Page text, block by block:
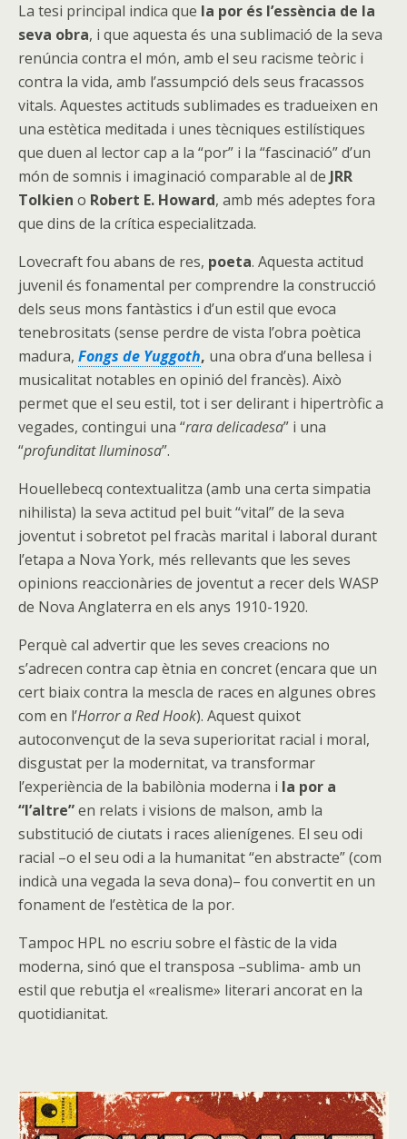
La tesi principal indica que la por és l’essència de la
seva obra, i que aquesta és una sublimació de la seva
renúncia contra el món, amb el seu racisme teòric i
contra la vida, amb l’assumpció dels seus fracassos
vitals. Aquestes actituds sublimades es tradueixen en
una estètica meditada i unes tècniques estilístiques
que duen al lector cap a la “por” i la “fascinació” d’un
món de somnis i imaginació comparable al de JRR
Tolkien o Robert E. Howard, amb més adeptes fora
que dins de la crítica especialitzada.
Lovecraft fou abans de res, poeta. Aquesta actitud
juvenil és fonamental per comprendre la construcció
dels seus mons fantàstics i d’un estil que evoca
tenebrositats (sense perdre de vista l’obra poètica
madura, Fongs de Yuggoth, una obra d’una bellesa i
musicalitat notables en opinió del francès). Això
permet que el seu estil, tot i ser delirant i hipertròfic a
vegades, contingui una “rara delicadesa” i una
“profunditat lluminosa”.
Houellebecq contextualitza (amb una certa simpatia
nihilista) la seva actitud pel buit “vital” de la seva
joventut i sobretot pel fracàs marital i laboral durant
l’etapa a Nova York, més rellevants que les seves
opinions reaccionàries de joventut a recer dels WASP
de Nova Anglaterra en els anys 1910-1920.
Perquè cal advertir que les seves creacions no
s’adrecen contra cap ètnia en concret (encara que un
cert biaix contra la mescla de races en algunes obres
com en l’Horror a Red Hook). Aquest quixot
autoconvençut de la seva superioritat racial i moral,
disgustat per la modernitat, va transformar
l’experiència de la babilònia moderna i la por a
“l’altre”en relats i visions de malson, amb la
substitució de ciutats i races alienígenes. El seu odi
racial –o el seu odi a la humanitat “en abstracte” (com
indicà una vegada la seva dona)– fou convertit en un
fonament de l’estètica de la por.
Tampoc HPL no escriu sobre el fàstic de la vida
moderna, sinó que el transposa –sublima- amb un
estil que rebutja el «realisme» literari ancorat en la
quotidianitat.